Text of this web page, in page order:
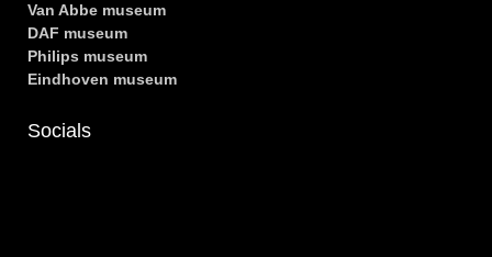
Van Abbe museum
DAF museum
Philips museum
Eindhoven museum
Socials